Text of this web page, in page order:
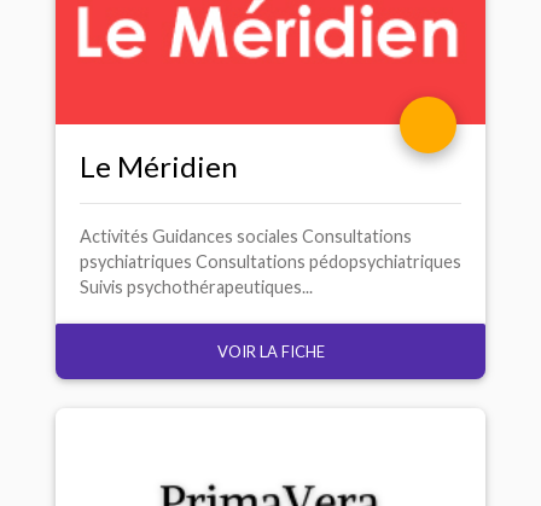
Le Méridien
Activités Guidances sociales Consultations
psychiatriques Consultations pédopsychiatriques
Suivis psychothérapeutiques...
VOIR LA FICHE